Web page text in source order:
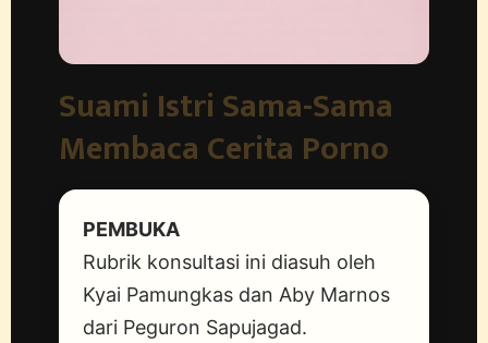
Suami Istri Sama-Sama
Membaca Cerita Porno
PEMBUKA
Rubrik konsultasi ini diasuh oleh
Kyai Pamungkas dan Aby Marnos
dari Peguron Sapujagad.